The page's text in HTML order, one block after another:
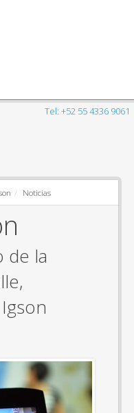
Tel: +52 55 4336 9061
Noticias
de la